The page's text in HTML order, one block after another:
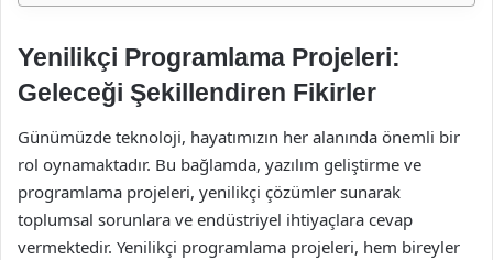
Yenilikçi Programlama Projeleri:
Geleceği Şekillendiren Fikirler
Günümüzde teknoloji, hayatımızın her alanında önemli bir
rol oynamaktadır. Bu bağlamda, yazılım geliştirme ve
programlama projeleri, yenilikçi çözümler sunarak
toplumsal sorunlara ve endüstriyel ihtiyaçlara cevap
vermektedir. Yenilikçi programlama projeleri, hem bireyler